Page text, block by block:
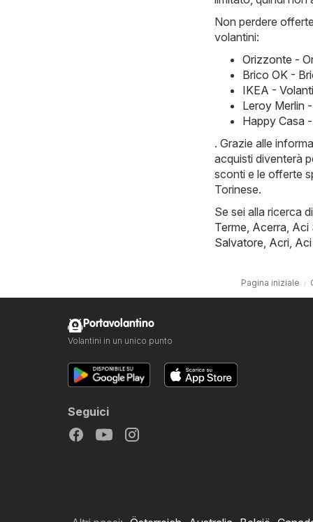
Non perdere
volantini:
Orizzonte -
Brico OK -
IKEA -
Leroy Merlin
Happy Casa
. Grazie alle
acquisti diventerà
sconti e le offerte
Torinese.
Se sei alla ricerca
Terme, Acerra, Aci
Salvatore, Acri,
Pagina iniziale
Portavolantino
Volantini in un unico punto
Seguici